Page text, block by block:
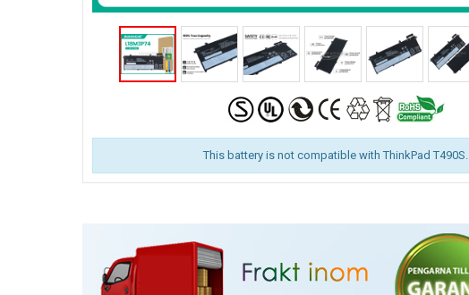
This battery is not compatible with ThinkPad T490S.